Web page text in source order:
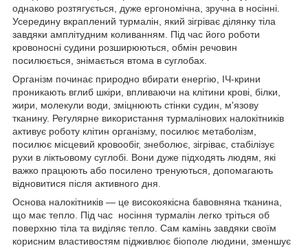
однаково розтягується, дуже ергономічна, зручна в носінні.
Усередину вкраплений турмалін, який зігріває ділянку тіла
завдяки амплітудним коливанням. Під час його роботи
кровоносні судини розширюються, обмін речовин
посилюється, знімається втома в суглобах.
Організм починає природно вбирати енергію, ІЧ-крини
проникають вглиб шкіри, впливаючи на клітини крові, білки,
жири, молекули води, зміцнюють стінки судин, м'язову
тканину. Регулярне використання турмалінових налокітників
активує роботу клітин організму, посилює метаболізм,
посилює місцевий кровообіг, знеболює, зігріває, стабілізує
рухи в ліктьовому суглобі. Вони дуже підходять людям, які
важко працюють або посилено тренуються, допомагають
відновитися після активного дня.
Основа налокітників — це високоякісна бавовняна тканина,
що має тепло. Під час носіння турмалін легко тріться об
поверхню тіла та виділяє тепло. Сам камінь завдяки своїм
корисним властивостям підживлює біополе людини, зменшує